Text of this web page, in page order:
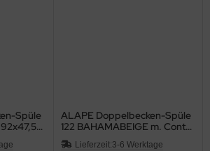
Spüle
ALAPE Doppelbecken-Spüle
122 BAHAMABEIGE m. Contur
MOCCA 92x47,5
Lieferzeit:3-6 Werktage